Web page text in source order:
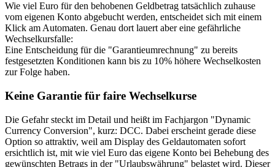
Wie viel Euro für den behobenen Geldbetrag tatsächlich zuhause
vom eigenen Konto abgebucht werden, entscheidet sich mit einem
Klick am Automaten. Genau dort lauert aber eine gefährliche
Wechselkursfalle:
Eine Entscheidung für die "Garantieumrechnung" zu bereits
festgesetzten Konditionen kann bis zu 10% höhere Wechselkosten
zur Folge haben.
Keine Garantie für faire Wechselkurse
Die Gefahr steckt im Detail und heißt im Fachjargon "Dynamic
Currency Conversion", kurz: DCC. Dabei erscheint gerade diese
Option so attraktiv, weil am Display des Geldautomaten sofort
ersichtlich ist, mit wie viel Euro das eigene Konto bei Behebung des
gewünschten Betrags in der "Urlaubswährung" belastet wird. Dieser